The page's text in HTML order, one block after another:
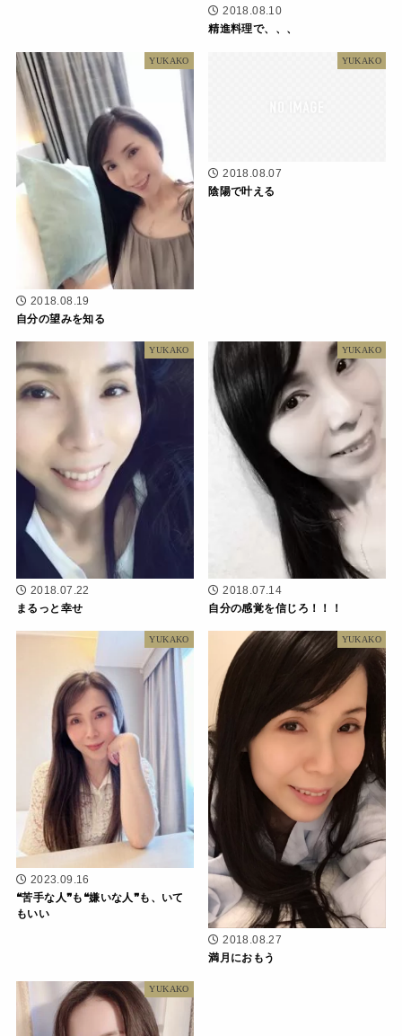
2018.08.10
精進料理で、、、
YUKAKO
2018.08.19
自分の望みを知る
YUKAKO
2018.08.07
陰陽で叶える
YUKAKO
2018.07.22
まるっと幸せ
YUKAKO
2018.07.14
自分の感覚を信じろ！！！
YUKAKO
2023.09.16
❝苦手な人❞も❝嫌いな人❞も、いて
もいい
YUKAKO
2018.08.27
満月におもう
YUKAKO